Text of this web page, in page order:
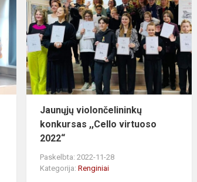
Jaunųjų violončelininkų
konkursas ,,Cello virtuoso
2022“
Paskelbta: 2022-11-28
Kategorija:Renginiai